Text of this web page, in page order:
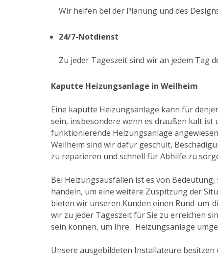
Wir helfen bei der Planung und des
24/7-Notdienst
Zu jeder Tageszeit sind wir an jedem Tag
Kaputte Heizungsanlage in Weilheim
Eine kaputte Heizungsanlage kann für
sein, insbesondere wenn es draußen kalt ist
funktionierende Heizungsanlage
Weilheim sind wir dafür geschult,
zu reparieren und schnell für Abhilfe zu
Bei Heizungsausfällen ist es von
handeln, um eine weitere Zuspitzung der
bieten wir unseren Kunden einen Rund-um-
wir zu jeder Tageszeit für Sie zu erreichen
sein können, um Ihre Heizungsanlage
Unsere ausgebildeten Installateure besitzen